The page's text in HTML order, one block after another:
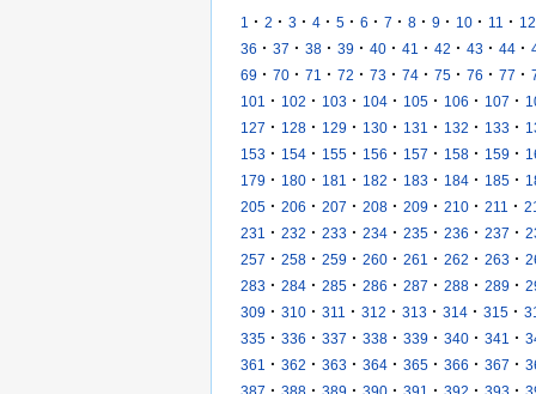
1 · 2 · 3 · 4 · 5 · 6 · 7 · 8 · 9 · 10 · 11 · 12
36 · 37 · 38 · 39 · 40 · 41 · 42 · 43 · 44 ·
69 · 70 · 71 · 72 · 73 · 74 · 75 · 76 · 77 ·
101
· 102 · 103 · 104 · 105 · 106 · 107 ·
127 · 128 · 129 · 130 · 131 · 132 · 133 ·
153 · 154 · 155 · 156 · 157 · 158 · 159 ·
179 · 180 · 181 · 182 · 183 · 184 · 185 ·
205 · 206 · 207 · 208 · 209 · 210 · 211 ·
231
· 232 · 233 · 234 · 235 · 236 · 237 ·
257 · 258 · 259 · 260 · 261 · 262 · 263 ·
283 · 284 · 285 · 286 · 287 · 288 · 289 ·
309 · 310 · 311 · 312 · 313 · 314 · 315 ·
335 · 336 · 337 · 338 · 339 · 340 · 341 ·
361
· 362 · 363 · 364 · 365 · 366 · 367 ·
387
388 389 390 391 392 393